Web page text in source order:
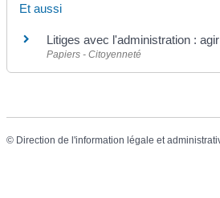
Et aussi
Litiges avec l'administration :
Papiers - Citoyenneté
© Direction de l'information légale et